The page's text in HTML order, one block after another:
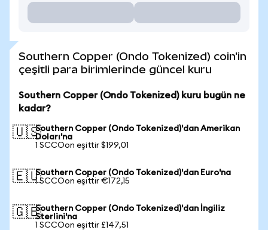
Southern Copper (Ondo Tokenized) coin'in
çeşitli para birimlerinde güncel kuru
Southern Copper (Ondo Tokenized) kuru bugün ne
kadar?
🇺🇸Southern Copper (Ondo Tokenized)'dan Amerikan
Doları'na
1 SCCOon eşittir $199,01
🇪🇺Southern Copper (Ondo Tokenized)'dan Euro'na
1 SCCOon eşittir €172,15
🇬🇧Southern Copper (Ondo Tokenized)'dan İngiliz
Sterlini'na
1 SCCOon eşittir £147,51